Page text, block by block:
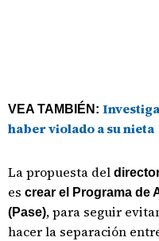
VEA TAMBIÉN:
haber violado a su nieta
La propuesta del
es crear el Programa de
(Pase), para seguir
hacer la separación